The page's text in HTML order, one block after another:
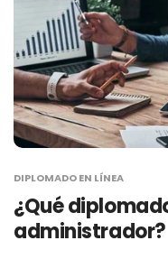
DIPLOMADO EN LÍNEA
¿Qué
administrador?